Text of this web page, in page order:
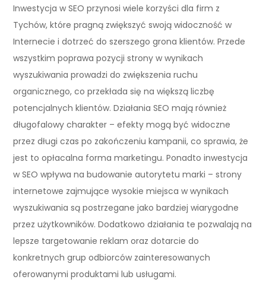
Inwestycja w SEO przynosi wiele korzyści dla firm z
Tychów, które pragną zwiększyć swoją widoczność w
Internecie i dotrzeć do szerszego grona klientów. Przede
wszystkim poprawa pozycji strony w wynikach
wyszukiwania prowadzi do zwiększenia ruchu
organicznego, co przekłada się na większą liczbę
potencjalnych klientów. Działania SEO mają również
długofalowy charakter – efekty mogą być widoczne
przez długi czas po zakończeniu kampanii, co sprawia, że
jest to opłacalna forma marketingu. Ponadto inwestycja
w SEO wpływa na budowanie autorytetu marki – strony
internetowe zajmujące wysokie miejsca w wynikach
wyszukiwania są postrzegane jako bardziej wiarygodne
przez użytkowników. Dodatkowo działania te pozwalają na
lepsze targetowanie reklam oraz dotarcie do
konkretnych grup odbiorców zainteresowanych
oferowanymi produktami lub usługami.